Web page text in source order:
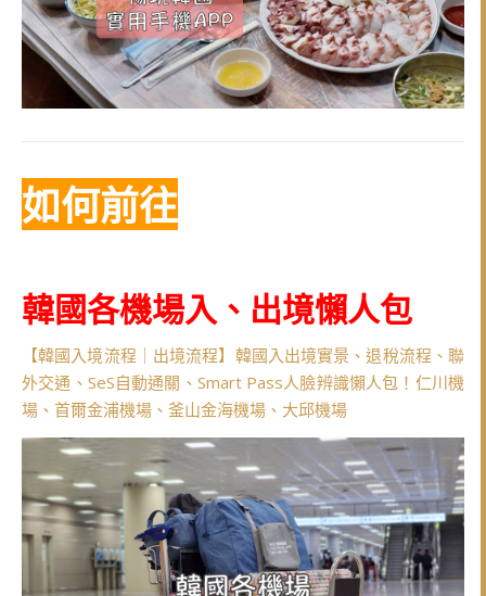
如何前往
韓國各機場入、出境懶人包
【韓國入境流程｜出境流程】韓國入出境實景、退稅流程、聯
外交通、SeS自動通關、Smart Pass人臉辨識懶人包！仁川機
場、首爾金浦機場、釜山金海機場、大邱機場